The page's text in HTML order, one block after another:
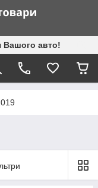
Вашого авто!